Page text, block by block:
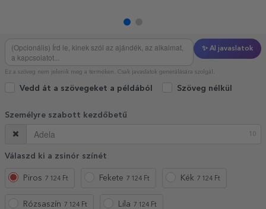
✨ AI javaslatok
Ez a szöveg nem jelenik meg a terméken. Csak javaslatok generálására szolgál.
Vedd át a szövegeket a példából Szöveg nélkül
Személyre szabott kezdőbetű
10
Válaszd ki a zsinór színét
Piros 7 124 Ft Fekete 7 124 Ft Kék 7 124 Ft
Rózsaszín 7 124 Ft Lila 7 124 Ft